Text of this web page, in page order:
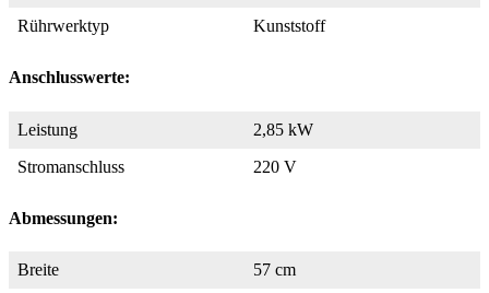
Rührwerktyp
Kunststoff
Anschlusswerte:
Leistung
2,85 kW
Stromanschluss
220 V
Abmessungen:
Breite
57 cm